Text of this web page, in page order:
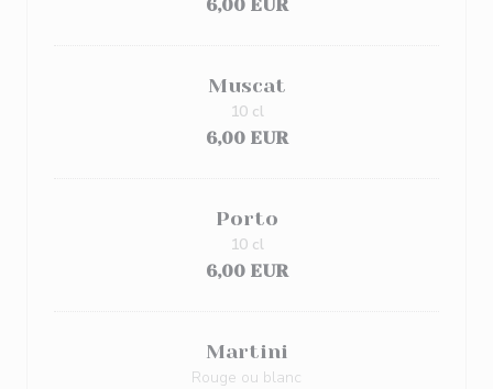
6,00 EUR
Muscat
6,00 EUR
10 cl
Porto
6,00 EUR
10 cl
Martini
Rouge ou blanc